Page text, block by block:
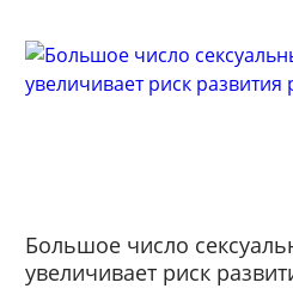
Большое число
увеличивает риск